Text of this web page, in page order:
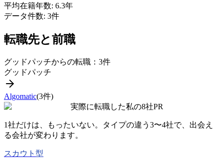
平均在籍年数: 6.3年
データ件数: 3件
転職先と前職
グッドパッチからの転職： 3件
グッドパッチ
Algomatic(3件)
実際に転職した私の8社PR
1社だけは、もったいない。タイプの違う 3〜4社で、出会え
る会社が変わります。
スカウト型